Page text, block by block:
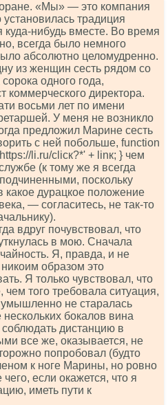
«Мы» — это компания
традиция
куда-нибудь вместе. Во время
всегда было немного
абсолютно целомудренно.
из женщин сесть рядом со
одного года,
директора.
восьми лет по имени
У меня не возникло
предложил Марине сесть
с ней побольше, funсtiоn
li.ru/сliск?*' + linк; } чем
(к тому же я всегда
поскольку
какое дурацкое положение
— согласитесь, не так-то
вдруг почувствовал, что
в мою. Сначала
Я, правда, и не
образом это
Я только чувствовал, что
того требовала ситуация,
умышленно не старалась
нескольких бокалов вина
дистанцию в
все же, оказывается, не
попробовал (будто
к ноге Марины, но ровно
если окажется, что я
иметь пути к